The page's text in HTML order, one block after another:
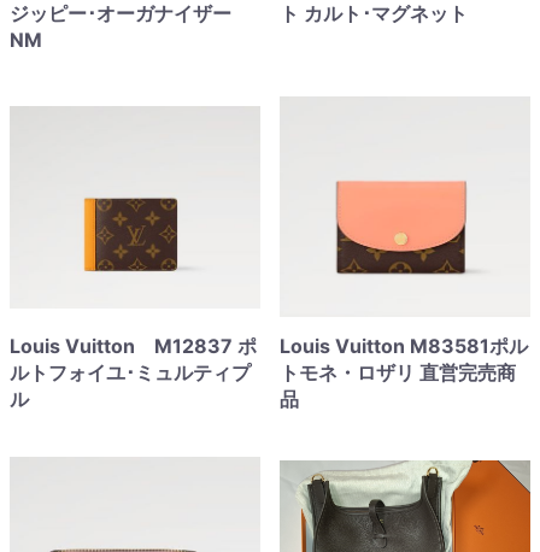
ジッピー･オーガナイザー
NM
ト カルト･マグネット
Louis Vuitton M12837 ポ
ルトフォイユ･ミュルティプ
ル
Louis Vuitton M83581ポル
トモネ・ロザリ 直営完売商
品